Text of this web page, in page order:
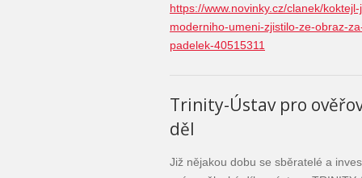
https://www.novinky.cz/clanek/
moderniho-umeni-zjistilo-ze-obraz-
padelek-40515311
Trinity-Ústav pro
děl
Již nějakou dobu se sběratelé a